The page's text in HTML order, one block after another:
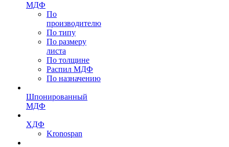
МДФ
По
производителю
По типу
По размеру
листа
По толщине
Распил МДФ
По назначению
Шпонированный
МДФ
ХДФ
Kronospan